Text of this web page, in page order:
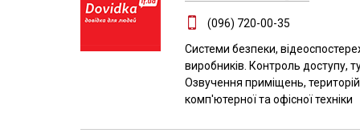
(096) 720-00-35
Системи безпеки,
виробників. Контроль доступу,
Озвучення приміщень,
комп'ютерної та офісної техніки